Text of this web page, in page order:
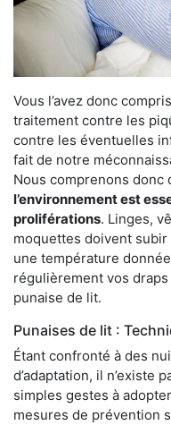
Vous l’avez donc
traitement contre les
contre les éventuelles
fait de notre
Nous comprenons donc
l’environnement est
proliférations. Linges,
moquettes doivent
une température
régulièrement vos
punaise de lit.
Punaises de lit :
Étant confronté à des
d’adaptation, il n’existe
simples gestes à
mesures de prévention